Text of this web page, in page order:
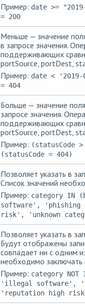
Пример: date >=
= 200
Меньше — значение
в запросе значения.
поддерживающих
portSource, portDest,
Пример: date < '2019-
= 404
Больше — значение
запросе значения.
поддерживающих
portSource, portDest,
Пример: (statusCode >
(statusCode = 404)
Позволяет указать в
Список значений
Пример: category IN
software', 'phishing
risk', 'unknown
Позволяет указать в
Будут отображены
совпадает ни с одним
необходимо заключать
Пример: category
'illegal software',
'reputation high